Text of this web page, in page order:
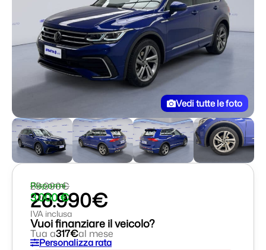
Vedi tutte le foto
29.990€
26.990€
IVA inclusa
Risparmi
3.000 €
Vuoi finanziare il veicolo?
Tua a317€al mese
Personalizza rata